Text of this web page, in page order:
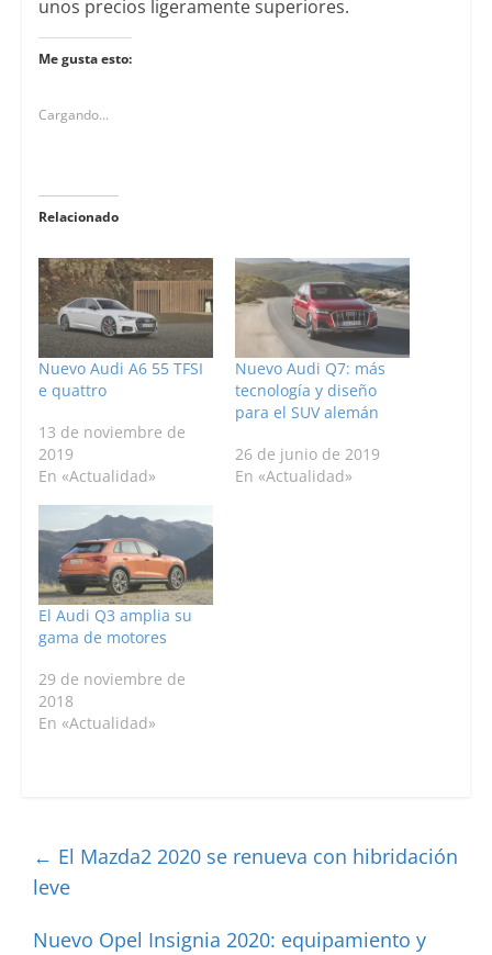
unos precios ligeramente superiores.
Me gusta esto:
Cargando...
Relacionado
Nuevo Audi A6 55 TFSI
e quattro
13 de noviembre de
2019
En «Actualidad»
Nuevo Audi Q7: más
tecnología y diseño
para el SUV alemán
26 de junio de 2019
En «Actualidad»
El Audi Q3 amplia su
gama de motores
29 de noviembre de
2018
En «Actualidad»
← El Mazda2 2020 se renueva con hibridación
leve
Nuevo Opel Insignia 2020: equipamiento y